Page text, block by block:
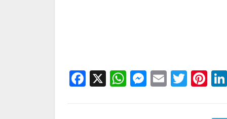
Facebook
X WhatsApp
Messenger
Email